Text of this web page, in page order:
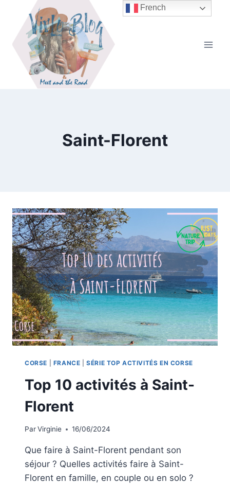
contenu
Saint-Florent
CORSE FRANCE |SÉRIE TOP ACTIVITÉS EN CORSE
Top 10 activités à Saint-
Florent
ParVirginie 16/06/2024
Que faire à Saint-Florent pendant son
séjour ? Quelles activités faire à Saint-
Florent en famille, en couple ou en solo ?
French